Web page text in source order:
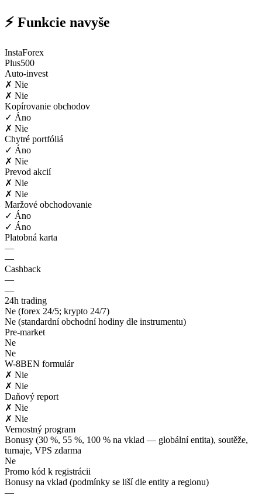
⚡ Funkcie navyše
InstaForex
Plus500
Auto-invest
✗ Nie
✗ Nie
Kopírovanie obchodov
✓ Áno
✗ Nie
Chytré portfóliá
✓ Áno
✗ Nie
Prevod akcií
✗ Nie
✗ Nie
Maržové obchodovanie
✓ Áno
✓ Áno
Platobná karta
—
—
Cashback
—
—
24h trading
Ne (forex 24/5; krypto 24/7)
Ne (standardní obchodní hodiny dle instrumentu)
Pre-market
Ne
Ne
W-8BEN formulár
✗ Nie
✗ Nie
Daňový report
✗ Nie
✗ Nie
Vernostný program
Bonusy (30 %, 55 %, 100 % na vklad — globální entita), soutěže,
turnaje, VPS zdarma
Ne
Promo kód k registrácii
Bonusy na vklad (podmínky se liší dle entity a regionu)
—